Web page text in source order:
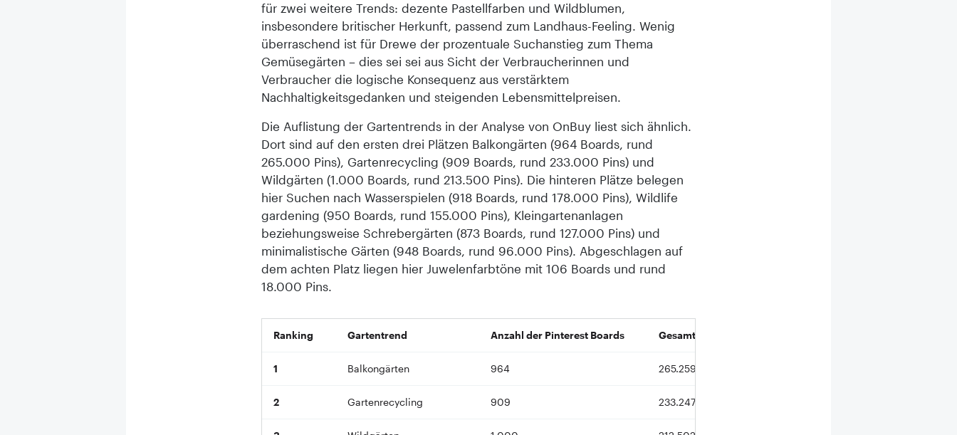
für zwei weitere Trends: dezente Pastellfarben und Wildblumen,
insbesondere britischer Herkunft, passend zum Landhaus-Feeling. Wenig
überraschend ist für Drewe der prozentuale Suchanstieg zum Thema
Gemüsegärten – dies sei sei aus Sicht der Verbraucherinnen und
Verbraucher die logische Konsequenz aus verstärktem
Nachhaltigkeitsgedanken und steigenden Lebensmittelpreisen.
Die Auflistung der Gartentrends in der Analyse von OnBuy liest sich ähnlich.
Dort sind auf den ersten drei Plätzen Balkongärten (964 Boards, rund
265.000 Pins), Gartenrecycling (909 Boards, rund 233.000 Pins) und
Wildgärten (1.000 Boards, rund 213.500 Pins). Die hinteren Plätze belegen
hier Suchen nach Wasserspielen (918 Boards, rund 178.000 Pins), Wildlife
gardening (950 Boards, rund 155.000 Pins), Kleingartenanlagen
beziehungsweise Schrebergärten (873 Boards, rund 127.000 Pins) und
minimalistische Gärten (948 Boards, rund 96.000 Pins). Abgeschlagen auf
dem achten Platz liegen hier Juwelenfarbtöne mit 106 Boards und rund
18.000 Pins.
Ranking Gartentrend Anzahl der Pinterest Boards Gesamtzahl an Pins
1 Balkongärten 964 265.259
2 Gartenrecycling 909 233.247